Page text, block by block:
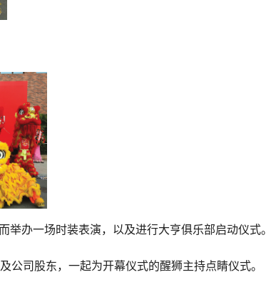
办一场时装表演，以及进行大亨俱乐部启动仪式。
司股东，一起为开幕仪式的醒狮主持点睛仪式。